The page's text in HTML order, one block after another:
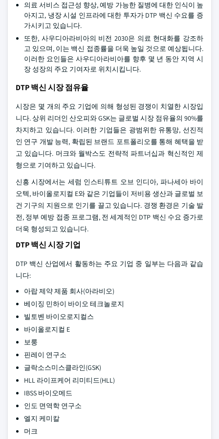
의료 서비스 접근성 향상, 예방 가능한 질병에 대한 인식이 높
아지고, 냉장 시설 인프라에 대한 투자가 DTP 백신 수요를 증
가시키고 있습니다.
또한, 사우디아라비아의 비전 2030은 의료 현대화를 강조하
고 있으며, 이는 백신 접종률을 더욱 높일 것으로 예상됩니다.
이러한 요인들은 사우디아라비아를 향후 몇 년 동안 지역 시
장 성장의 주요 기여자로 위치시킵니다.
DTP 백신 시장 점유율
시장은 몇 개의 주요 기업에 의해 형성된 경쟁이 치열한 시장입
니다. 상위 리더인 산오피와 GSK는 글로벌 시장 점유율의 90%를
차지하고 있습니다. 이러한 기업들은 광범위한 유통망, 선진적
인 연구 개발 능력, 확립된 브랜드 포트폴리오를 통해 혜택을 받
고 있습니다. 머크와 월박스도 전략적 파트너십과 혁신적인 제
형으로 기여하고 있습니다.
신흥 시장에서는 세럼 인스티튜트 오브 인디아, 파나세아 바이
오텍, 바이올로지컬 E와 같은 기업들이 저비용 생산과 글로벌 보
건 기구의 지원으로 인기를 끌고 있습니다. 경쟁 환경은 기술 발
전, 정부 예방 접종 프로그램, 전 세계적인 DTP 백신 수요 증가로
더욱 형성되고 있습니다.
DTP 백신 시장 기업
DTP 백신 산업에서 활동하는 주요 기업 중 일부는 다음과 같습
니다:
아랍 제약 제품 회사(아라비오)
베이징 민하이 바이오 테크놀로지
빌토벤 바이오로지컬스
바이올로지컬 E
보룽
핀레이 연구소
글락소스미스클라인(GSK)
HLL 라이프케어 리미티드(HLL)
IBSS 바이오메드
인도 면역학 연구소
엘지 케미칼
머크